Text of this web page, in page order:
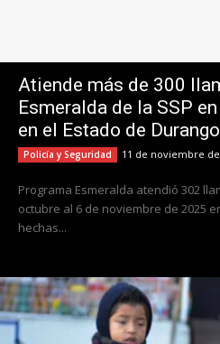
Atiende más de 300
Esmeralda de la SSP
en el Estado de
Policía y Seguridad 11 de noviembre de
Programa Esmeralda atendió 302
octubre al 6 de noviembre de 2025
hechas...